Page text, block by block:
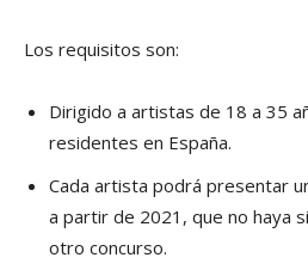
Los requisitos son:
Dirigido a artistas de 18 a 35
residentes en España.
Cada artista podrá presentar
a partir de 2021, que no haya
otro concurso.